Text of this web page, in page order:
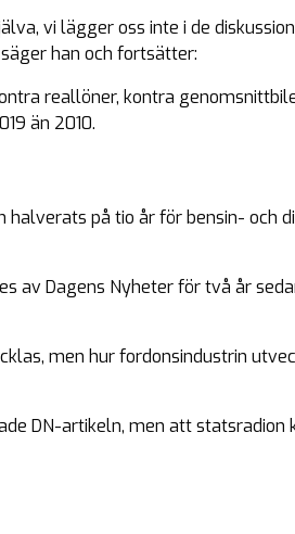
vi lägger oss inte i de
han och fortsätter:
reallöner, kontra
än 2010.
på tio år för bensin- och
av Dagens Nyheter för två år
men hur fordonsindustrin
DN-artikeln, men att statsradion